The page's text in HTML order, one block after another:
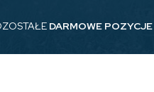
DARMOWE POZYCJE